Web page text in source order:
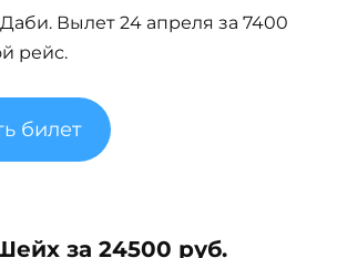
Вылет 24 апреля за 7400
рейс.
билет
за 24500 руб.